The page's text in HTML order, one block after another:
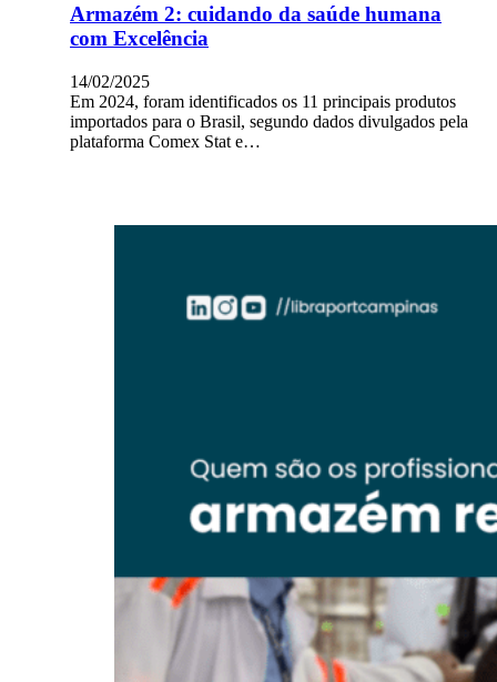
Armazém 2: cuidando da saúde humana
com Excelência
14/02/2025
Em 2024, foram identificados os 11 principais produtos
importados para o Brasil, segundo dados divulgados pela
plataforma Comex Stat e…